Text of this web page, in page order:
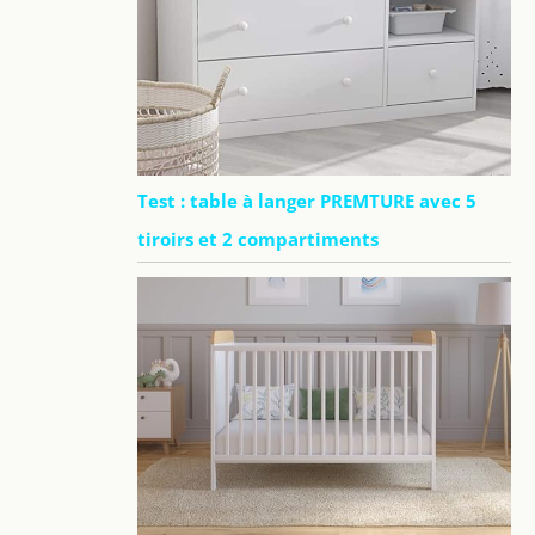
Test : table à langer PREMTURE avec 5
tiroirs et 2 compartiments